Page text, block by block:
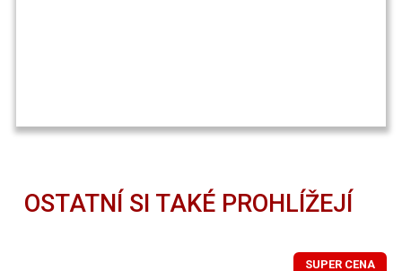
OSTATNÍ SI TAKÉ PROHLÍŽEJÍ
SUPER CENA